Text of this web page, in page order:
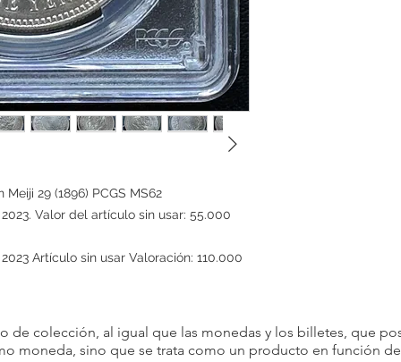
29 (1896) PCGS MS62
Valor del artículo sin usar: 55.000
Artículo sin usar Valoración: 110.000
de colección, al igual que las monedas y los billetes, que
moneda, sino que se trata como un producto en función